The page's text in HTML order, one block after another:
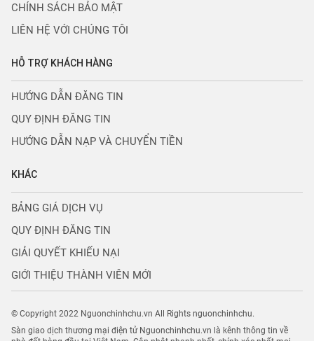
CHÍNH SÁCH BẢO MẬT
LIÊN HỆ VỚI CHÚNG TÔI
HỖ TRỢ KHÁCH HÀNG
HƯỚNG DẪN ĐĂNG TIN
QUY ĐỊNH ĐĂNG TIN
HƯỚNG DẪN NẠP VÀ CHUYỂN TIỀN
KHÁC
BẢNG GIÁ DỊCH VỤ
QUY ĐỊNH ĐĂNG TIN
GIẢI QUYẾT KHIẾU NẠI
GIỚI THIỆU THÀNH VIÊN MỚI
© Copyright 2022 Nguonchinhchu.vn All Rights nguonchinhchu.
Sàn giao dịch thương mại điện tử Nguonchinhchu.vn là kênh thông tin về